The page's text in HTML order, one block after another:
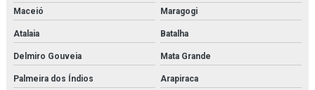
Serviço de montagem de tubulações
Sistema multi barreira para filtração de co2
Maceió
Maragogi
Atalaia Batalha
Delmiro Gouveia Mata Grande
Palmeira dos Índios Arapiraca